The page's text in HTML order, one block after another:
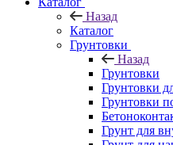
Назад
Каталог
Грунтовки
Назад
Грунтовки
Грунтовки
Грунтовки
Грунт для